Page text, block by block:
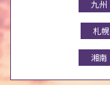
九州
札幌
湘南